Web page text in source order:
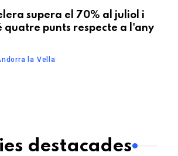
supera el 70% al juliol i
quatre punts respecte a l'any
la Vella
destacades